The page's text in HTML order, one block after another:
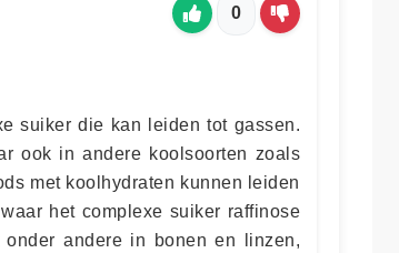
0
suiker die kan leiden tot gassen.
ook in andere koolsoorten zoals
met koolhydraten kunnen leiden
het complexe suiker raffinose
andere in bonen en linzen,